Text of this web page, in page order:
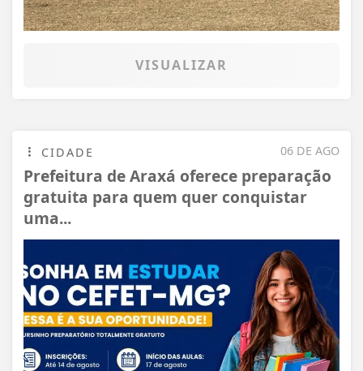
VISUALIZAR
06 DE AGO
CIDADE
Prefeitura de Araxá oferece preparação
gratuita para quem quer conquistar
uma...